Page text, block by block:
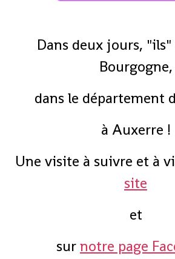
Dans deux jours,
Bourgogne,
dans le département
à Auxerre !
Une visite à suivre et à
site
et
surnotre page